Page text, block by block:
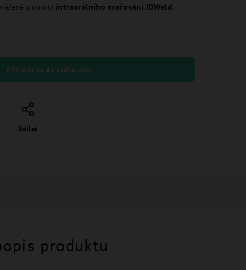
pomocí intraorálního svařování JDWeld.
Přihlásit se do svého účtu
Sdílet
produktu